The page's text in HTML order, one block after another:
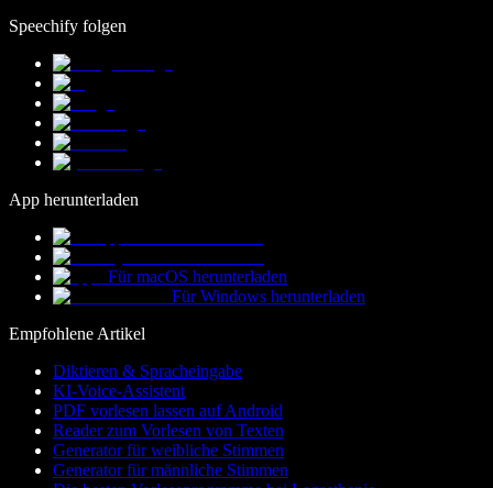
Speechify folgen
App herunterladen
Für macOS herunterladen
Für Windows herunterladen
Empfohlene Artikel
Diktieren & Spracheingabe
KI-Voice-Assistent
PDF vorlesen lassen auf Android
Reader zum Vorlesen von Texten
Generator für weibliche Stimmen
Generator für männliche Stimmen